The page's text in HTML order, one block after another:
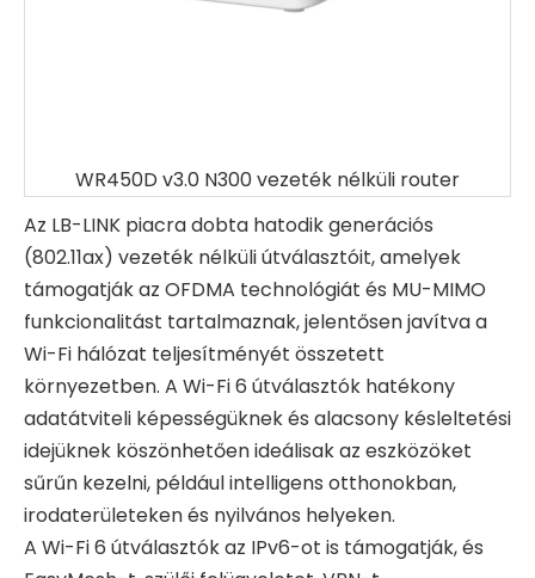
WR450D v3.0 N300 vezeték nélküli router
Az LB-LINK piacra dobta hatodik generációs
(802.11ax) vezeték nélküli útválasztóit, amelyek
támogatják az OFDMA technológiát és MU-MIMO
funkcionalitást tartalmaznak, jelentősen javítva a
Wi-Fi hálózat teljesítményét összetett
környezetben. A Wi-Fi 6 útválasztók hatékony
adatátviteli képességüknek és alacsony késleltetési
idejüknek köszönhetően ideálisak az eszközöket
sűrűn kezelni, például intelligens otthonokban,
irodaterületeken és nyilvános helyeken.
A Wi-Fi 6 útválasztók az IPv6-ot is támogatják, és